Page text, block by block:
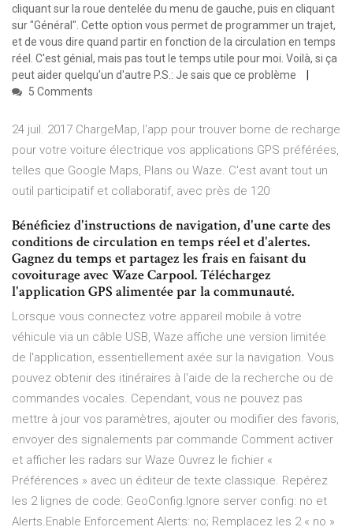
cliquant sur la roue dentelée du menu de gauche, puis en cliquant
sur "Général". Cette option vous permet de programmer un trajet,
et de vous dire quand partir en fonction de la circulation en temps
réel. C'est génial, mais pas tout le temps utile pour moi. Voilà, si ça
peut aider quelqu'un d'autre P.S.: Je sais que ce problème
5 Comments
24 juil. 2017 ChargeMap, l'app pour trouver borne de recharge
pour votre voiture électrique vos applications GPS préférées,
telles que Google Maps, Plans ou Waze. C'est avant tout un
outil participatif et collaboratif, avec près de 120
Bénéficiez d'instructions de navigation, d'une carte des
conditions de circulation en temps réel et d'alertes.
Gagnez du temps et partagez les frais en faisant du
covoiturage avec Waze Carpool. Téléchargez
l'application GPS alimentée par la communauté.
Lorsque vous connectez votre appareil mobile à votre
véhicule via un câble USB, Waze affiche une version limitée
de l'application, essentiellement axée sur la navigation. Vous
pouvez obtenir des itinéraires à l'aide de la recherche ou de
commandes vocales. Cependant, vous ne pouvez pas
mettre à jour vos paramètres, ajouter ou modifier des favoris,
envoyer des signalements par commande Comment activer
et afficher les radars sur Waze Ouvrez le fichier «
Préférences » avec un éditeur de texte classique. Repérez
les 2 lignes de code: GeoConfig.Ignore server config: no et
Alerts.Enable Enforcement Alerts: no; Remplacez les 2 « no »